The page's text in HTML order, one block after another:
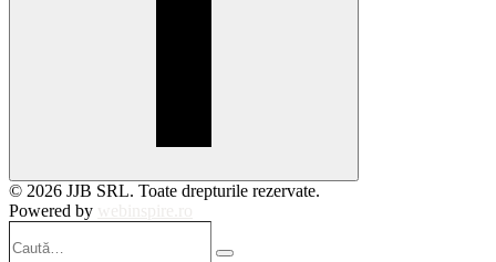
© 2026 JJB SRL. Toate drepturile rezervate.
Powered by